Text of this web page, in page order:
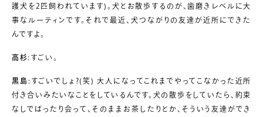
護犬を2匹飼われています)。犬とお散歩するのが、歯磨きレベルに大
事なルーティンです。それで最近、犬つながりの友達が近所にできた
んですよ。
高杉:すごい。
黒島:すごいでしょ?(笑) 大人になってこれまでやってこなかった近所
付き合いみたいなことをしているんです。犬の散歩をしていたら、約束
なしでばったり会って、そのままお茶したりとか、そういう友達ができ